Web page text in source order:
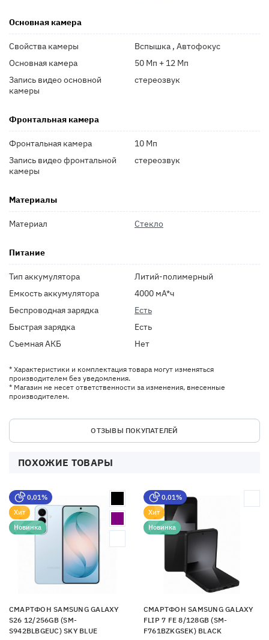
Основная камера
Свойства камеры
Вспышка , Автофокус
Основная камера
50 Мп + 12 Мп
Запись видео основной
камеры
стереозвук
Фронтальная камера
Фронтальная камера
10 Мп
Запись видео фронтальной
камеры
стереозвук
Материалы
Материал Стекло
Питание
Тип аккумулятора
Литий-полимерный
Емкость аккумулятора
4000 мА*ч
Беспроводная зарядка
Есть
Быстрая зарядка
Есть
Съемная АКБ
Нет
* Характеристики и комплектация товара могут изменяться
производителем без уведомления.
* Магазин не несет ответственности за изменения, внесенные
производителем.
ОТЗЫВЫ ПОКУПАТЕЛЕЙ
ПОХОЖИЕ ТОВАРЫ
0,01%
Хит
Новинка
СМАРТФОН SAMSUNG GALAXY
S26 12/256GB (SM-
S942BLBGEUC) SKY BLUE
0,01%
Хит
Новинка
СМАРТФОН SAMSUNG GALAXY
FLIP 7 FE 8/128GB (SM-
F761BZKGSEK) BLACK